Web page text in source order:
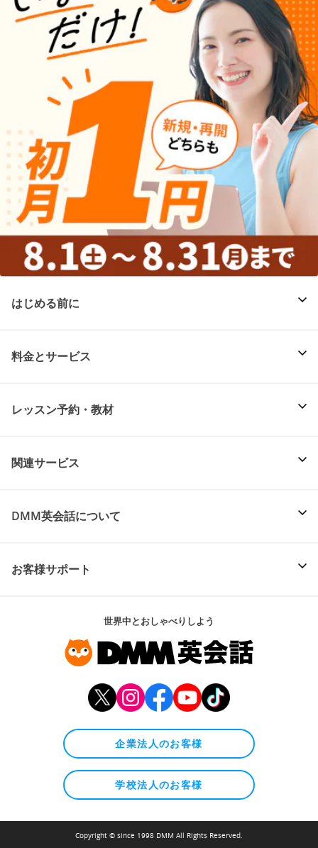
はじめる前に
料金とサービス
レッスン予約・教材
関連サービス
DMM英会話について
お客様サポート
世界中とおしゃべりしよう
企業法人のお客様
学校法人のお客様
Copyright © since 1998 DMM All Rights Reserved.